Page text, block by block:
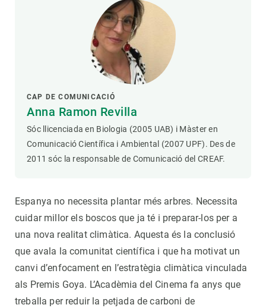
CAP DE COMUNICACIÓ
Anna Ramon Revilla
Sóc llicenciada en Biologia (2005 UAB) i Màster en
Comunicació Científica i Ambiental (2007 UPF). Des de
2011 sóc la responsable de Comunicació del CREAF.
Espanya no necessita plantar més arbres. Necessita
cuidar millor els boscos que ja té i preparar-los per a
una nova realitat climàtica. Aquesta és la conclusió
que avala la comunitat científica i que ha motivat un
canvi d’enfocament en l’estratègia climàtica vinculada
als Premis Goya. L’Acadèmia del Cinema fa anys que
treballa per reduir la petjada de carboni de